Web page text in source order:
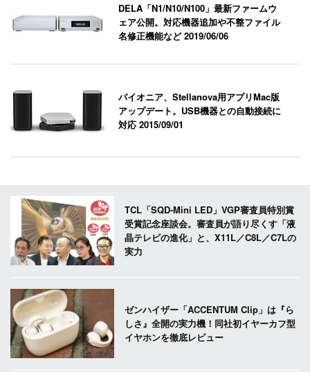
DELA「N1/N10/N100」最新ファームウ
ェア公開。対応機器追加や不整ファイル
名修正機能など2019/06/06
パイオニア、Stellanova用アプリMac版
アップデート。USB機器との自動接続に
対応2015/09/01
TCL「SQD-Mini LED」VGP審査員特別賞
受賞記念座談会。審査員が語り尽くす「液
晶テレビの進化」と、X11L／C8L／C7Lの
実力
ゼンハイザー「ACCENTUM Clip」は『ら
しさ』全開の実力機！同社初イヤーカフ型
イヤホンを徹底レビュー